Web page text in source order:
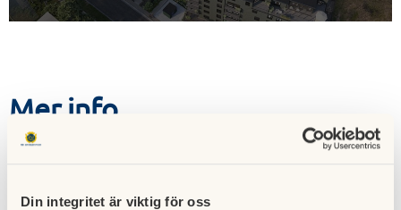
Din integritet är viktig för oss
Mer info